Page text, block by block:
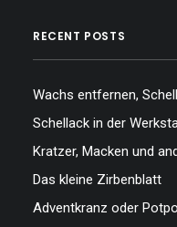
RECENT POSTS
Wachs entfernen,
Schellack in der
Kratzer, Macken und
Das kleine Zirbenblatt
Adventkranz oder